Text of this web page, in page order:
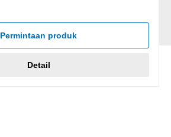
Permintaan produk
Detail